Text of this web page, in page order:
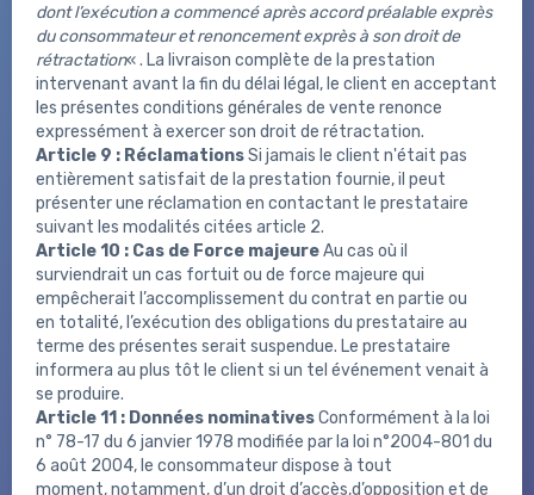
dont l’exécution a commencé après accord préalable exprès
du consommateur et renoncement exprès à son droit de
rétractation« . La livraison complète de la prestation
intervenant avant la fin du délai légal, le client en acceptant
les présentes conditions générales de vente renonce
expressément à exercer son droit de rétractation.
Article 9 : RéclamationsSi jamais le client n'était pas
entièrement satisfait de la prestation fournie, il peut
présenter une réclamation en contactant le prestataire
suivant les modalités citées article 2.
Article 10 : Cas de Force majeureAu cas où il
surviendrait un cas fortuit ou de force majeure qui
empêcherait l’accomplissement du contrat en partie ou
en totalité, l’exécution des obligations du prestataire au
terme des présentes serait suspendue. Le prestataire
informera au plus tôt le client si un tel événement venait à
se produire.
Article 11 : Données nominativesConformément à la loi
n° 78-17 du 6 janvier 1978 modifiée par la loi n°2004-801 du
6 août 2004, le consommateur dispose à tout
moment, notamment, d’un droit d’accès,d’opposition et de